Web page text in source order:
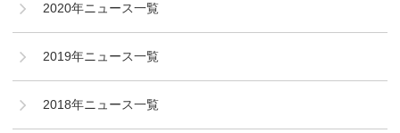
2020年ニュース一覧
2019年ニュース一覧
2018年ニュース一覧